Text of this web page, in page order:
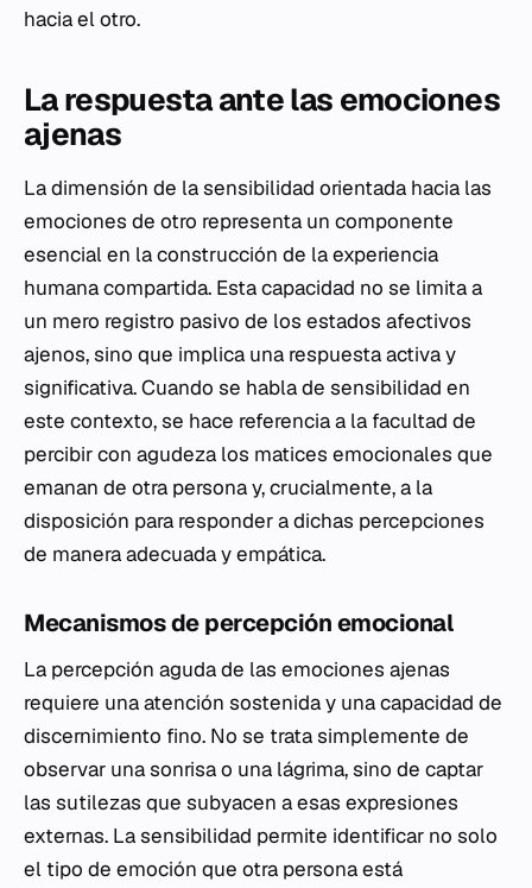
hacia el otro.
La respuesta ante las emociones
ajenas
La dimensión de la sensibilidad orientada hacia las
emociones de otro representa un componente
esencial en la construcción de la experiencia
humana compartida. Esta capacidad no se limita a
un mero registro pasivo de los estados afectivos
ajenos, sino que implica una respuesta activa y
significativa. Cuando se habla de sensibilidad en
este contexto, se hace referencia a la facultad de
percibir con agudeza los matices emocionales que
emanan de otra persona y, crucialmente, a la
disposición para responder a dichas percepciones
de manera adecuada y empática.
Mecanismos de percepción emocional
La percepción aguda de las emociones ajenas
requiere una atención sostenida y una capacidad de
discernimiento fino. No se trata simplemente de
observar una sonrisa o una lágrima, sino de captar
las sutilezas que subyacen a esas expresiones
externas. La sensibilidad permite identificar no solo
el tipo de emoción que otra persona está